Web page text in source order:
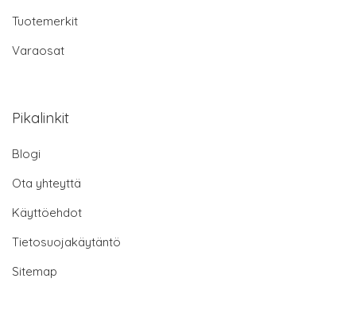
Tuotemerkit
Varaosat
Pikalinkit
Blogi
Ota yhteyttä
Käyttöehdot
Tietosuojakäytäntö
Sitemap